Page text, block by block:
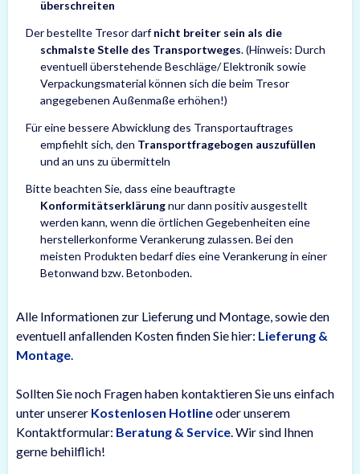
überschreiten
Der bestellte Tresor darfnicht breiter sein als die
schmalste Stelle des Transportweges. (Hinweis: Durch
eventuell überstehende Beschläge/ Elektronik sowie
Verpackungsmaterial können sich die beim Tresor
angegebenen Außenmaße erhöhen!)
Für eine bessere Abwicklung des Transportauftrages
empfiehlt sich, den Transportfragebogen auszufüllen
und an uns zu übermitteln
Bitte beachten Sie, dass eine beauftragte
Konformitätserklärungnur dann positiv ausgestellt
werden kann, wenn die örtlichen Gegebenheiten eine
herstellerkonforme Verankerung zulassen. Bei den
meisten Produkten bedarf dies eine Verankerung in einer
Betonwand bzw. Betonboden.
Alle Informationen zur Lieferung und Montage, sowie den
eventuell anfallenden Kosten finden Sie hier: Lieferung &
Montage
Sollten Sie noch Fragen haben kontaktieren Sie uns einfach
unter unserer Kostenlosen Hotlineoder unserem
Kontaktformular: Beratung & Service . Wir sind Ihnen
gerne behilflich!